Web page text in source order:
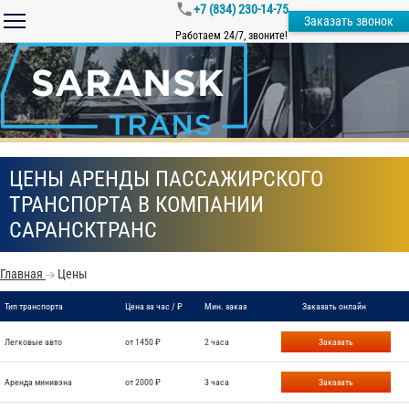
+7 (834) 230-14-75
Работаем 24/7, звоните!
Заказать звонок
ЦЕНЫ АРЕНДЫ ПАССАЖИРСКОГО
ТРАНСПОРТА В КОМПАНИИ
САРАНСКТРАНС
Главная Цены
Тип транспорта Цена за час / ₽ Мин. заказ Заказать онлайн
Легковые авто от 1450 ₽ 2 часа Заказать
Аренда минивэна от 2000 ₽ 3 часа Заказать